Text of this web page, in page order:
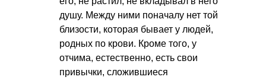
душу. Между ними поначалу нет той
близости, которая бывает у людей,
родных по крови. Кроме того, у
отчима, естественно, есть свои
привычки, сложившиеся